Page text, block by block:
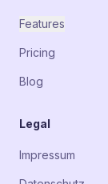
Features
Pricing
Blog
Legal
Impressum